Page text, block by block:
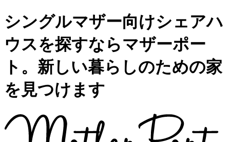
シングルマザー向けシェアハ
ウスを探すならマザーポー
ト。新しい暮らしのための家
を見つけます